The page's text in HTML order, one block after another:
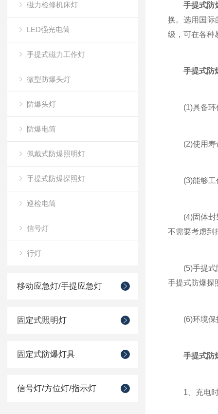
磁力检修机床灯
LED强光电筒
手提式磁力工作灯
微型防爆头灯
防爆头灯
防爆电筒
佩戴式防爆照明灯
手提式防爆探照灯
巡检电筒
信号灯
行灯
移动应急灯/手提应急灯
固定式照明灯
固定式防爆灯具
信号灯/方位灯/指示灯
手提式防
换。选用国际
级，可在各种
手提式防
(1)具备环保
(2)使用寿命
(3)能够工作
(4)固体封裝
不需要考虑到
(5)手提式防
手提式防爆探
(6)环境保
手提式防
1、充电时